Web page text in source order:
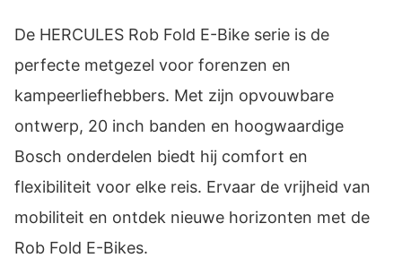
De HERCULES Rob Fold E-Bike serie is de
perfecte metgezel voor forenzen en
kampeerliefhebbers. Met zijn opvouwbare
ontwerp, 20 inch banden en hoogwaardige
Bosch onderdelen biedt hij comfort en
flexibiliteit voor elke reis. Ervaar de vrijheid van
mobiliteit en ontdek nieuwe horizonten met de
Rob Fold E-Bikes.